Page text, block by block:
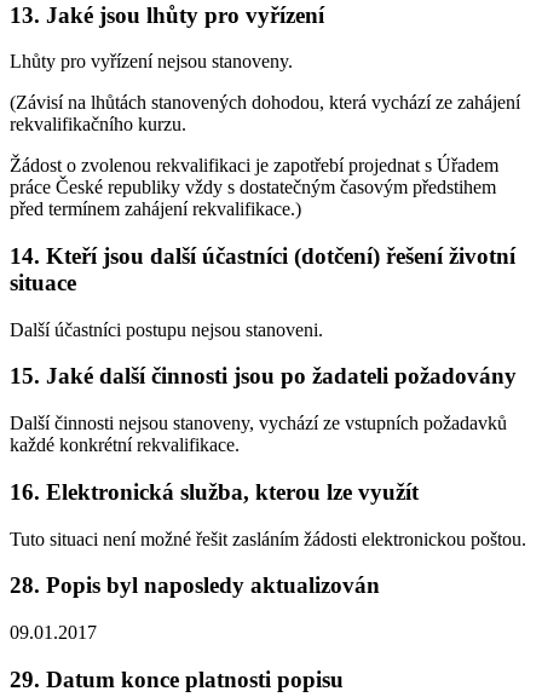
13. Jaké jsou lhůty pro vyřízení
Lhůty pro vyřízení nejsou stanoveny.
(Závisí na lhůtách stanovených dohodou, která vychází ze zahájení
rekvalifikačního kurzu.
Žádost o zvolenou rekvalifikaci je zapotřebí projednat s Úřadem
práce České republiky vždy s dostatečným časovým předstihem
před termínem zahájení rekvalifikace.)
14. Kteří jsou další účastníci (dotčení) řešení životní
situace
Další účastníci postupu nejsou stanoveni.
15. Jaké další činnosti jsou po žadateli požadovány
Další činnosti nejsou stanoveny, vychází ze vstupních požadavků
každé konkrétní rekvalifikace.
16. Elektronická služba, kterou lze využít
Tuto situaci není možné řešit zasláním žádosti elektronickou poštou.
28. Popis byl naposledy aktualizován
09.01.2017
29. Datum konce platnosti popisu